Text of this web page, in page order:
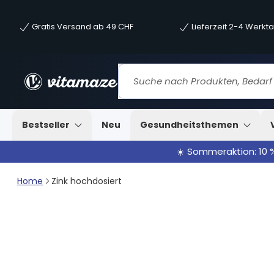
Gratis Versand ab 49 CHF Lieferzeit 2-4
Bestseller Neu Gesundheitsthemen
☀️ Sommeraktion: 10
Home Zink hochdosiert